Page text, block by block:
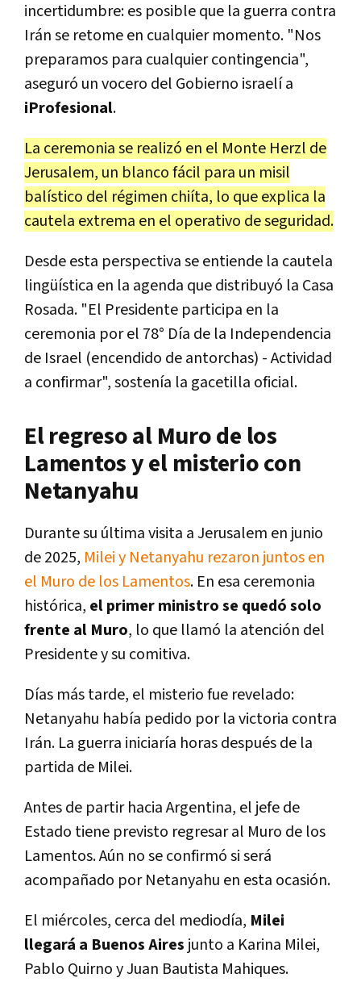
incertidumbre: es posible que la guerra contra
Irán se retome en cualquier momento. "Nos
preparamos para cualquier contingencia",
aseguró un vocero del Gobierno israelí a
iProfesional.
La ceremonia se realizó en el Monte Herzl de
Jerusalem, un blanco fácil para un misil
balístico del régimen chiíta, lo que explica la
cautela extrema en el operativo de seguridad.
Desde esta perspectiva se entiende la cautela
lingüística en la agenda que distribuyó la Casa
Rosada. "El Presidente participa en la
ceremonia por el 78° Día de la Independencia
de Israel (encendido de antorchas) - Actividad
a confirmar", sostenía la gacetilla oficial.
El regreso al Muro de los
Lamentos y el misterio con
Netanyahu
Durante su última visita a Jerusalem en junio
de 2025, Milei y Netanyahu rezaron juntos en
el Muro de los Lamentos. En esa ceremonia
histórica, el primer ministro se quedó solo
frente al Muro, lo que llamó la atención del
Presidente y su comitiva.
Días más tarde, el misterio fue revelado:
Netanyahu había pedido por la victoria contra
Irán. La guerra iniciaría horas después de la
partida de Milei.
Antes de partir hacia Argentina, el jefe de
Estado tiene previsto regresar al Muro de los
Lamentos. Aún no se confirmó si será
acompañado por Netanyahu en esta ocasión.
El miércoles, cerca del mediodía, Milei
llegará a Buenos Aires junto a Karina Milei,
Pablo Quirno y Juan Bautista Mahiques.